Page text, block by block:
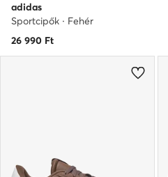
adidas
Sportcipők · Fehér
26 990 Ft